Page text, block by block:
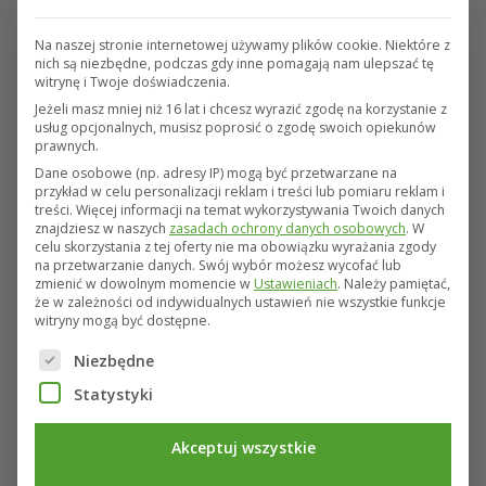
klient złożył reklamację, albo innego
wskazanego przez klienta środka
komunikacji elektronicznej – w
przypadku gdy reklamacja została
złożona przez klienta z
elektronicznej;
na adres klienta do doręczeń
elektronicznych, o którym mowa w art.
2 pkt 1 ustawy z dnia 18 listopada 2020
r. o doręczeniach elektronicznych,
wpisany do bazy adresów
25 tej ustawy – w przypadku gdy
reklamacja została wysłana przez
klienta na adres do doręczeń
elektronicznych.
Na naszej stronie internetowej używamy plików cookie. Niektóre z
nich są niezbędne, podczas gdy inne pomagają nam ulepszać tę
witrynę i Twoje doświadczenia.
Jeżeli masz mniej niż 16 lat i chcesz wyrazić zgodę na korzystanie z
usług opcjonalnych, musisz poprosić o zgodę swoich opiekunów
prawnych.
Dane osobowe (np. adresy IP) mogą być przetwarzane na
przykład w celu personalizacji reklam i treści lub pomiaru reklam i
treści. Więcej informacji na temat wykorzystywania Twoich danych
znajdziesz w naszych zasadach ochrony danych osobowych. W
celu skorzystania z tej oferty nie ma obowiązku wyrażania zgody
na przetwarzanie danych. Swój wybór możesz wycofać lub
zmienić w dowolnym momencie w Ustawieniach. Należy pamiętać,
że w zależności od indywidualnych ustawień nie wszystkie funkcje
witryny mogą być dostępne.
Poniżej znajduje się lista grup usług, dla których
Niezbędne
Statystyki
Akceptuj wszystkie